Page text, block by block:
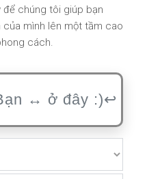
chúng tôi giúp bạn
của mình lên một tầm cao
cách.